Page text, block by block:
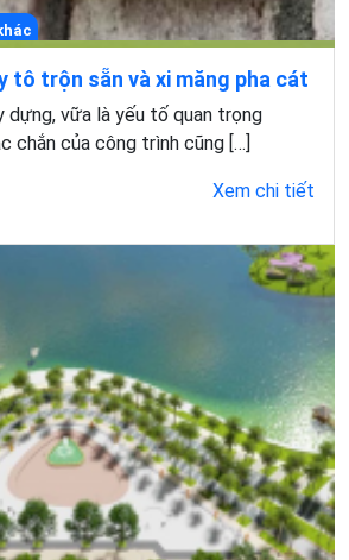
tô trộn sẵn và xi măng pha cát
dựng, vữa là yếu tố quan trọng
chắn của công trình cũng […]
Xem chi tiết